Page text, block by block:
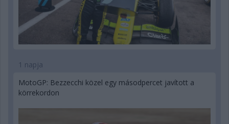
1 napja
MotoGP: Bezzecchi közel egy másodpercet javított a
körrekordon